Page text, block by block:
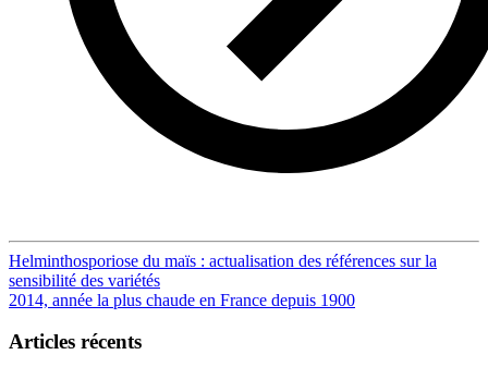
Post
navigation
Helminthosporiose du maïs : actualisation des références sur la
sensibilité des variétés
2014, année la plus chaude en France depuis 1900
Articles récents